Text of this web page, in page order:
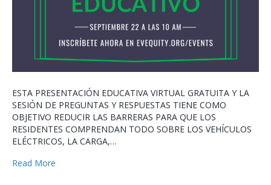
ESTA PRESENTACIÓN EDUCATIVA VIRTUAL GRATUITA Y LA
SESIÓN DE PREGUNTAS Y RESPUESTAS TIENE COMO
OBJETIVO REDUCIR LAS BARRERAS PARA QUE LOS
RESIDENTES COMPRENDAN TODO SOBRE LOS VEHÍCULOS
ELÉCTRICOS, LA CARGA,…
Read More